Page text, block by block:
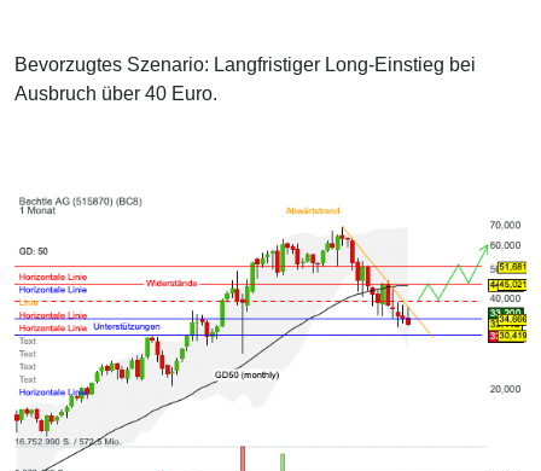
Bevorzugtes Szenario: Langfristiger Long-Einstieg bei
Ausbruch über 40 Euro.